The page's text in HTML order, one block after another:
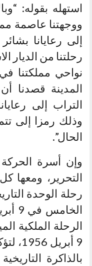
استهله بقوله:
ووجهتنا عاصمة
إلى رعايانا
رحلتنا من الديار
نواحي مملكتنا
المدينة قصدنا
التراب إلى
وذلك رمزا إلى
الحال”.
وإن أسرة
التحرير، ومعها
رحلة الوحدة
الرحلة الملكية
9
بالذاكرة